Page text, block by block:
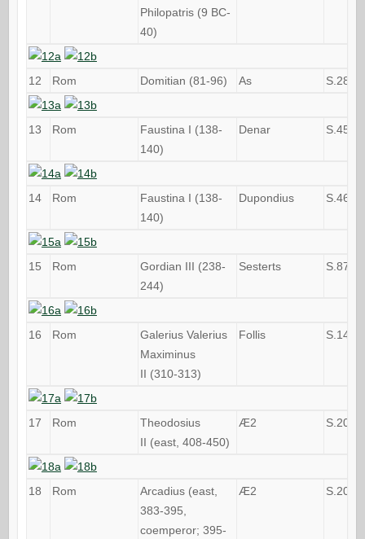
Philopatris (9 BC-
40)
12 Rom Domitian (81-96) As S.2817
13 Rom
Faustina I (138-
140)
Denar S.4598
14 Rom
Faustina I (138-
140)
Dupondius S.4652
15 Rom
Gordian III (238-
244)
Sesterts S.8712
16 Rom
Galerius Valerius
Maximinus
II (310-313)
Follis
17 Rom
Theodosius
II (east, 408-450)
Æ2
18 Rom
Arcadius (east,
383-395,
coemperor; 395-
Æ2